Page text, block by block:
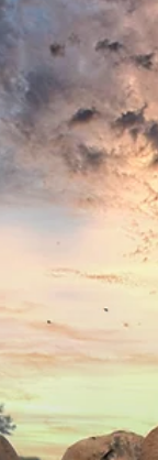
Paradiso
nell'Oceano
Panoramica di
perla
nome che
immagini di